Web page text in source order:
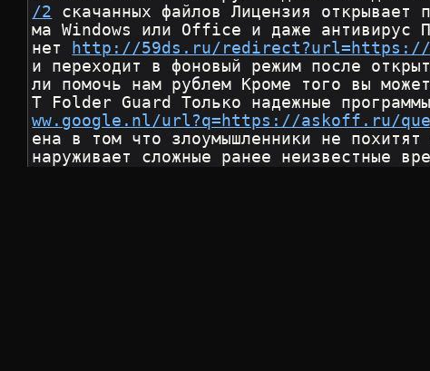
/2 скачанных файлов Лицензия открывает
ма Windows или Office и даже антивирус
нет
http://59ds.ru/
и переходит в фоновый режим после
ли помочь нам рублем Кроме того вы
T Folder Guard Только надежные
ww.google.nl/url?q=https://askoff.ru/
ена в том что злоумышленники не
наруживает сложные ранее неизвестные